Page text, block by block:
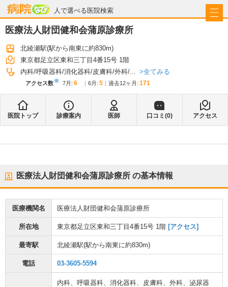
人で選べる医院検索
病院なび
医療法人財団健和会蒲原診療所
北綾瀬駅(駅から南東に約830m)
東京都足立区東和三丁目4番15号 1階
内科 呼吸器科 消化器科 皮膚科 外科 ... 全てみる
アクセス数※ 7月 : 6 6月 : 5 過去12ヶ月: 171
医院トップ 診療案内 医師 口コミ(0) アクセス
医療法人財団健和会蒲原診療所 の基本情報
医療機関名 医療法人財団健和会蒲原診療所
所在地 東京都足立区東和三丁目4番15号 1階 [アクセス]
最寄駅 北綾瀬駅(駅から南東に約830m)
電話 03-3605-5594
内科、 呼吸器科、 消化器科、 皮膚科、 外科、 泌尿器